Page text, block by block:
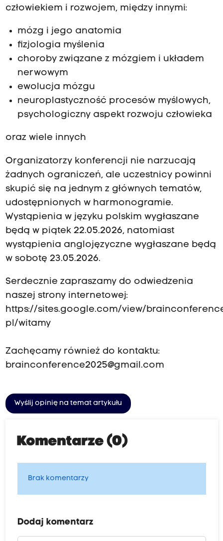
człowiekiem i rozwojem, między innymi:
mózg i jego anatomia
fizjologia myślenia
choroby związane z mózgiem i układem
nerwowym
ewolucja mózgu
neuroplastyczność procesów myślowych,
psychologiczny aspekt rozwoju człowieka
oraz wiele innych
Organizatorzy konferencji nie narzucają
żadnych ograniczeń, ale uczestnicy powinni
skupić się na jednym z głównych tematów,
udostępnionych w harmonogramie.
Wystąpienia w języku polskim wygłaszane
będą w piątek 22.05.2026, natomiast
wystąpienia anglojęzyczne wygłaszane będą
w sobotę 23.05.2026.
Serdecznie zapraszamy do odwiedzenia
naszej strony internetowej:
https://sites.google.com/view/
pl/witamy
Zachęcamy również do kontaktu:
brainconference2025@gmail.com
Wyślij opinię na temat artykułu
Komentarze (0)
Brak komentarzy
Dodaj komentarz